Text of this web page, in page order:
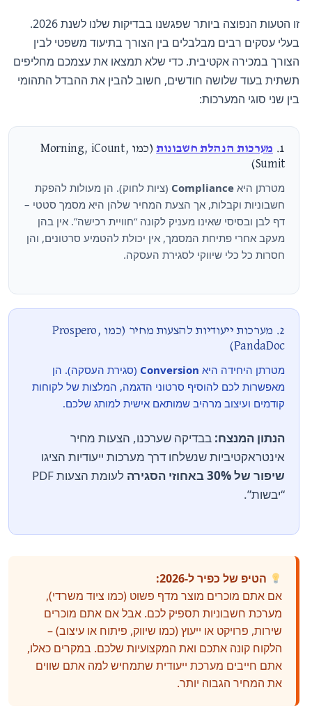
זו הטעות הנפוצה ביותר שפגשנו בבדיקות שלנו לשנת 2026.
בעלי עסקים רבים מבלבלים בין הצורך בתיעוד משפטי לבין
הצורך במכירה אקטיבית. כדי שלא תמצאו את עצמכם מחליפים
תשתית בעוד שלושה חודשים, חשוב להבין את ההבדל התהומי
בין שני סוגי המערכות:
1. מערכות הנהלת חשבונות
(כמו Morning, iCount,
Sumit)
מטרתן היאCompliance (ציות לחוק). הן מעולות להפקת
חשבוניות וקבלות, אך הצעת המחיר שלהן היא מסמך סטטי –
דף לבן ובסיסי שאינו מעניק לקונה “חוויית רכישה”. אין בהן
מעקב אחרי פתיחת המסמך, אין יכולת להטמיע סרטונים, והן
חסרות כל כלי שיווקי לסגירת העסקה.
2. מערכות ייעודיות להצעות מחיר (כמו Prospero,
PandaDoc)
מטרתן היחידה היא Conversion (סגירת העסקה). הן
מאפשרות לכם להוסיף סרטוני הדגמה, המלצות של לקוחות
קודמים ועיצוב מרהיב שמותאם אישית למותג שלכם.
הנתון המנצח: בבדיקה שערכנו, הצעות מחיר
אינטראקטיביות שנשלחו דרך מערכות ייעודיות הציגו
שיפור של 30% באחוזי הסגירה
לעומת הצעות PDF
“יבשות”.
הטיפ של כפיר ל-2026:
אם אתם מוכרים מוצר מדף פשוט (כמו ציוד משרדי),
מערכת חשבוניות תספיק לכם. אבל אם אתם מוכרים
שירות, פרויקט או ייעוץ (כמו שיווק, פיתוח או עיצוב) –
הלקוח קונה אתכם ואת המקצועיות שלכם. במקרים כאלו,
אתם חייבים מערכת ייעודית שתמחיש למה אתם שווים
את המחיר הגבוה יותר.